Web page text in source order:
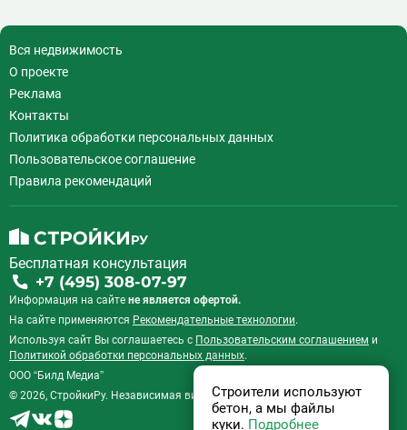
Вся недвижимость
О проекте
Реклама
Контакты
Политика обработки персональных данных
Пользовательское соглашение
Правила рекомендаций
Бесплатная консультация
+7 (495) 308-07-97
Информация на сайте не является офертой.
На сайте применяются Рекомендательные технологии.
Используя сайт Вы соглашаетесь с Пользовательским соглашением и
Политикой обработки персональных данных.
ООО “Билд Медиа”
© 2026, СтройкиРу. Независимая витрина недвижимости России.
Строители используют
бетон, а мы файлы
куки. Подробнее